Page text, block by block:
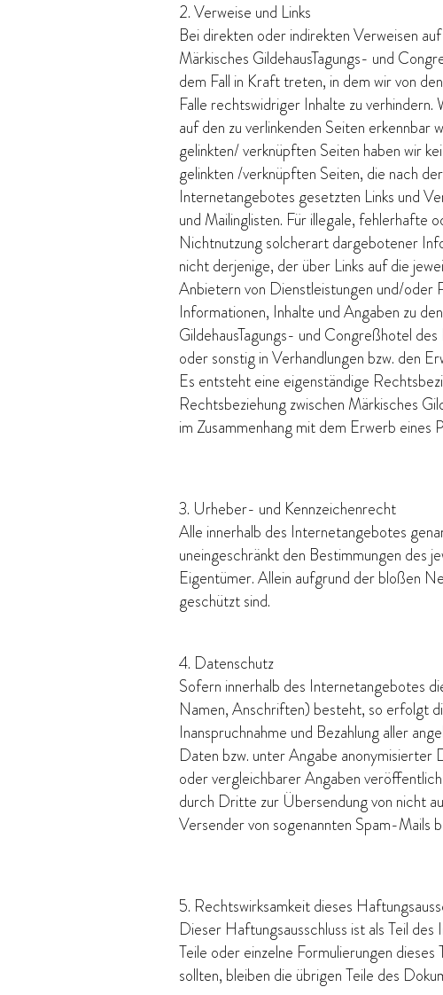
2. Verweise und Links
Bei direkten oder indirekten Verweisen
Märkisches GildehausTagungs- und
dem Fall in Kraft treten, in dem wir von
Falle rechtswidriger Inhalte zu verhindern.
auf den zu verlinkenden Seiten
gelinkten/ verknüpften Seiten haben wir
gelinkten /verknüpften Seiten, die nach
Internetangebotes gesetzten Links und
und Mailinglisten. Für illegale, fehlerhafte
Nichtnutzung solcherart dargebotener
nicht derjenige, der über Links auf die
Anbietern von Dienstleistungen und/oder
Informationen, Inhalte und Angaben zu
GildehausTagungs- und Congreßhotel
oder sonstig in Verhandlungen bzw. den
Es entsteht eine eigenständige
Rechtsbeziehung zwischen Märkisches
im Zusammenhang mit dem Erwerb
3. Urheber- und Kennzeichenrecht
Alle innerhalb des Internetangebotes
uneingeschränkt den Bestimmungen des
Eigentümer. Allein aufgrund der bloßen
geschützt sind.
4. Datenschutz
Sofern innerhalb des Internetangebotes
Namen, Anschriften) besteht, so erfolgt
Inanspruchnahme und Bezahlung aller
Daten bzw. unter Angabe
oder vergleichbarer Angaben
durch Dritte zur Übersendung von nicht
Versender von sogenannten Spam-Mails
5. Rechtswirksamkeit dieses
Dieser Haftungsausschluss ist als Teil
Teile oder einzelne Formulierungen
sollten, bleiben die übrigen Teile des